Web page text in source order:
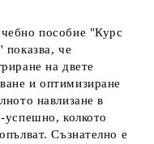
пособие "Курс
показва, че
на двете
и оптимизиране
навлизане в
успешно, колкото
Съзнателно е